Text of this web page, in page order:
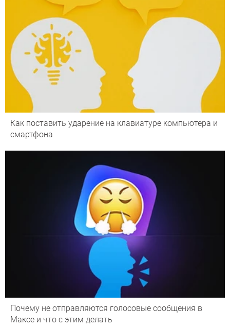
Как поставить ударение на клавиатуре компьютера и
смартфона
Почему не отправляются голосовые сообщения в
Максе и что с этим делать